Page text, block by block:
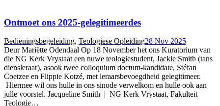
Ontmoet ons 2025-gelegitimeerdes
Bedieningsbegeleiding, Teologiese Opleiding28 Nov 2025
Deur Mariëtte Odendaal Op 18 November het ons Kuratorium van
die NG Kerk Vrystaat een nuwe teologiestudent, Jackie Smith (tans
diensleraar), asook twee colloquium doctum-kandidate, Stéfan
Coetzee en Flippie Kotzé, met leraarsbevoegdheid gelegitimeer.
Hiermee wil ons hulle in ons sinode verwelkom en hulle ook aan
julle voorstel. Jacqueline Smith | NG Kerk Vrystaat, Fakulteit
Teologie…